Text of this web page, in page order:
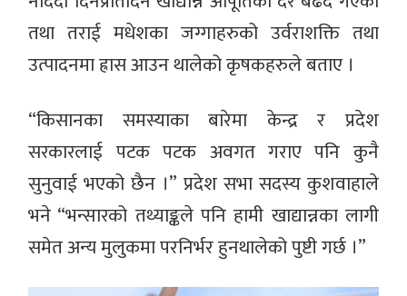
तथा तराई मधेशका जग्गाहरुको उर्वराशक्ति तथा
उत्पादनमा ह्रास आउन थालेको कृषकहरुले बताए ।
“किसानका समस्याका बारेमा केन्द्र र प्रदेश
सरकारलाई पटक पटक अवगत गराए पनि कुनै
सुनुवाई भएको छैन ।” प्रदेश सभा सदस्य कुशवाहाले
भने “भन्सारको तथ्याङ्कले पनि हामी खाद्यान्नका लागी
समेत अन्य मुलुकमा परनिर्भर हुनथालेको पुष्टी गर्छ ।”